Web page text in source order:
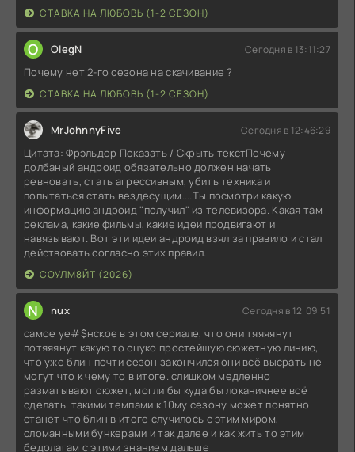
СТАВКА НА ЛЮБОВЬ (1-2 СЕЗОН)
O OlegN Сегодня в 13:11:27
Почему нет 2-го сезона на скачивание ?
СТАВКА НА ЛЮБОВЬ (1-2 СЕЗОН)
MrJohnnyFive Сегодня в 12:46:29
Цитата: Фрэльдор Показать / Скрыть текстПочему
долбаный андроид обязательно должен начать
ревновать, стать агрессивным, убить техника и
попытаться стать вездесущим....Ты посмотри какую
информацию андроид "получил" из телевизора. Какая там
реклама, какие фильмы, какие идеи продвигают и
навязывают. Вот эти идеи андроид взял за правило и стал
действовать согласно этих правил.
СОУЛМ8ЙТ (2026)
N nux Сегодня в 12:09:51
самое уе#$нское в этом сериале, что они тяяяянут
потяяянут какую то сцуко простейшую сюжетную линию,
что уже блин почти сезон закончился они всё высрать не
могут что к чему то в итоге. слишком медленно
разматывают сюжет, могли бы куда бы локаничнее всё
сделать. такими темпами к 10му сезону может понятно
станет что блин в итоге случилось с этим миром,
сломанными бункерами и так далее и как жить то этим
бедолагам с этими знанием дальше